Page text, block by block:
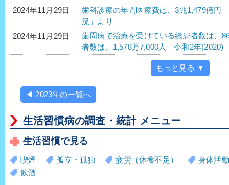
2024年11月29日
歯科診療の年間医療費は、3兆1,479億円
況」より
2024年11月29日
歯周病で治療を受けている総患者数は、
者数は、1,578万7,000人 令和2年(2020)
もっと見る ▼
◀ 2023年の一覧へ
生活習慣病の調査・統計 メニュー
生活習慣で見る
喫煙 孤立・孤独 疲労（休養不足）
身体活
飲酒